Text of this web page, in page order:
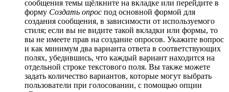
сообщения темы щёлкните на вкладке или перейдите в
форму Создать опрос под основной формой для
создания сообщения, в зависимости от используемого
стиля; если вы не видите такой вкладки или формы, то
вы не имеете прав на создание опросов. Укажите вопрос
и как минимум два варианта ответа в соответствующих
полях, убедившись, что каждый вариант находится на
отдельной строке текстового поля. Вы также можете
задать количество вариантов, которые могут выбрать
пользователи при голосовании, с помощью опции